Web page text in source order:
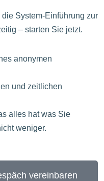
System-Einführung zur
– starten Sie jetzt.
anonymen
und zeitlichen
alles hat was Sie
weniger.
vereinbaren